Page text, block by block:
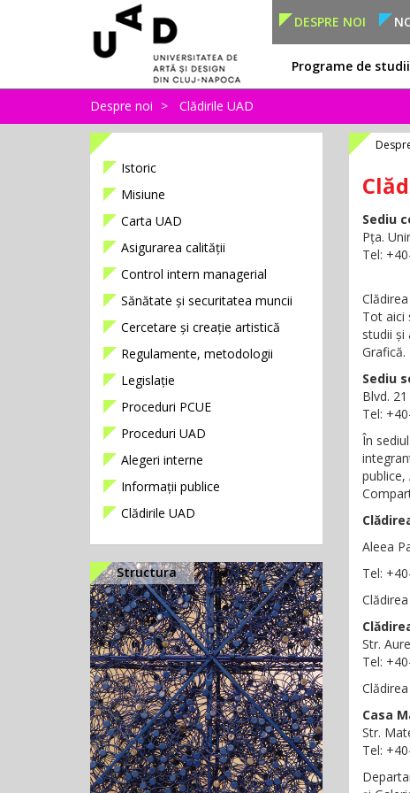
DESPRE NOI
Programe de studii
Despre noi Clădirile UAD
Sediu
Pța.
Tel:
Tot aici
studii și
Grafică.
Sediu
Blvd.
Tel:
În
publice,
Aleea
Tel:
Str.
Tel:
Casa
Str.
Tel:
Istoric
Misiune
Carta UAD
Asigurarea calității
Control intern managerial
Sănătate și securitatea muncii
Cercetare și creație artistică
Regulamente, metodologii
Legislație
Proceduri PCUE
Proceduri UAD
Alegeri interne
Informații publice
Clădirile UAD
Structura